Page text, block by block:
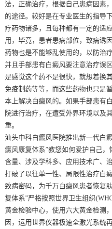
法，正确治疗，根据自己患病因素
的途径。较好是在专业医生的指导
疗药物诸多，且每种都有一定的适
用，毕竟，患者患病部位，致病诱
药物也是不能够乱使用的，以防治
并且手部患有白癜风要注意治疗误
是感觉这个药不是很快，就想着换
免疫制药等等，而这些药物也只是
本上解决白癜风的。如果手部患有
院进行治疗，在遭受外界环境以及
重。
汕头中科白癜风医院推出新一代白
癜风康复体系”教您如何爱护自己
含量、涉及学科多、应用技术广、
打破了以往单一性、局限性治疗白
致病密码，为千万白癜风患者恢复
复体系”严格按照世界卫生组织
黄金检验中心，使用六大黄金检测
因，运用世界仪器极速全激光系统